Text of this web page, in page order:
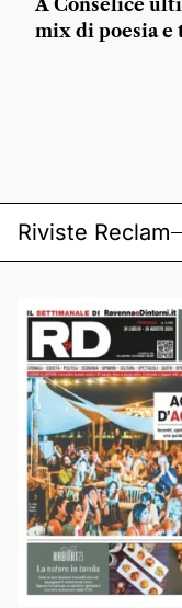
A Conselice
mix di poesia e
Riviste Reclam